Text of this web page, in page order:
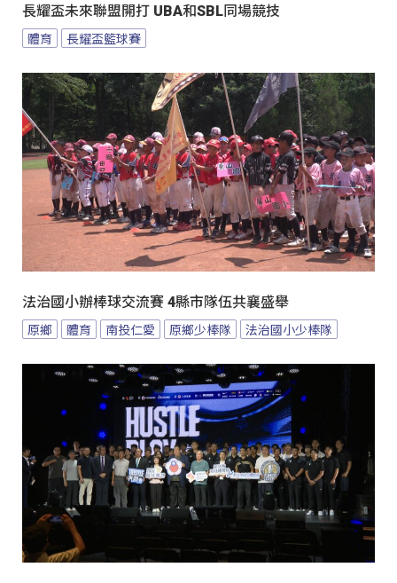
長耀盃未來聯盟開打 UBA和SBL同場競技
體育 長耀盃籃球賽
法治國小辦棒球交流賽 4縣市隊伍共襄盛舉
原鄉 體育 南投仁愛 原鄉少棒隊 法治國小少棒隊